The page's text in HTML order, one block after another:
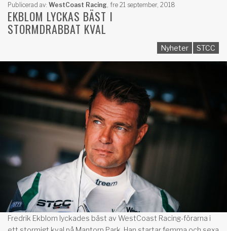
Publicerad av: WestCoast Racing fre 21 september, 2018
EKBLOM LYCKAS BÄST I
STORMDRABBAT KVAL
Nyheter STCC
Fredrik Ekblom lyckades bäst av WestCoast Racing-förarna i